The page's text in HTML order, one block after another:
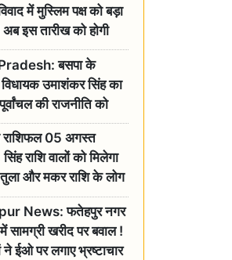
में मुस्लिम पक्ष को बड़ा
इस तारीख को होगी
बसपा के
उमाशंकर सिंह का
की राजनीति को
योगी ने जताया दुःख
05 अगस्त
राशि वालों को मिलेगा
और मकर राशि के लोग
News: फतेहपुर नगर
सामग्री खरीद पर बवाल !
ने ईओ पर लगाए भ्रष्टाचार